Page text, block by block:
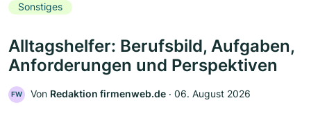
Sonstiges
Alltagshelfer: Berufsbild, Aufgaben,
Anforderungen und Perspektiven
FW Von Redaktion firmenweb.de ‧ 06. August 2026